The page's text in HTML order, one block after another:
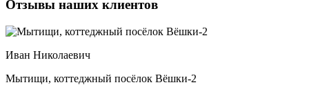
Отзывы наших клиентов
Иван Николаевич
Мытищи, коттеджный посёлок Вёшки-2